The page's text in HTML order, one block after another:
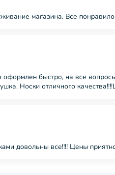
магазина. Все
быстро, на все
Носки отличного
довольны все!!!! Цены